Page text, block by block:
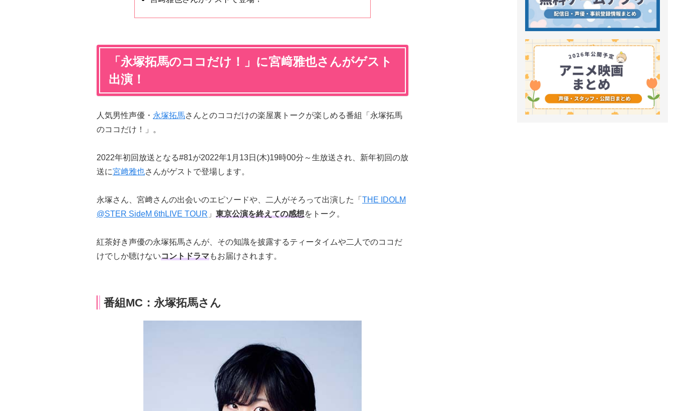
「永塚拓馬のココだけ！」に宮﨑雅也さんがゲスト
出演！
人気男性声優・ 永塚拓馬さんとのココだけの楽屋裏トークが楽しめる番組「永塚拓馬
のココだけ！」。
2022年初回放送となる#81が2022年1月13日(木)19時00分～生放送され、新年初回の放
送に宮﨑雅也さんがゲストで登場します。
永塚さん、宮﨑さんの出会いのエピソードや、二人がそろって出演した「 THE IDOLM
@STER SideM 6thLIVE TOUR 」 東京公演を終えての感想をトーク。
紅茶好き声優の永塚拓馬さんが、その知識を披露するティータイムや二人でのココだ
けでしか聴けないコントドラマもお届けされます。
番組MC：永塚拓馬さん